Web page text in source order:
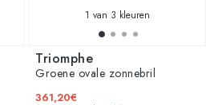
1 van 3 kleuren
Triomphe
Groene ovale zonnebril
361,20€